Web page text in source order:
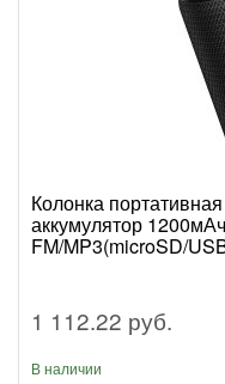
Колонка
аккумулятор 1200мАч
FM/MP3(microSD/
1 112.22 руб.
В наличии